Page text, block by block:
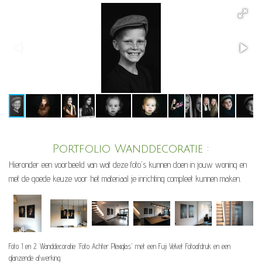
Portfolio Wanddecoratie :
Hieronder een voorbeeld van wat deze foto's kunnen doen in jouw woning en
met de goede keuze voor het materiaal je inrichting compleet kunnen maken.
Foto 1 en 2: Wanddecoratie 'Foto Achter Plexiglas' met een Fuji Velvet Fotoafdruk en een
glanzende afwerking.